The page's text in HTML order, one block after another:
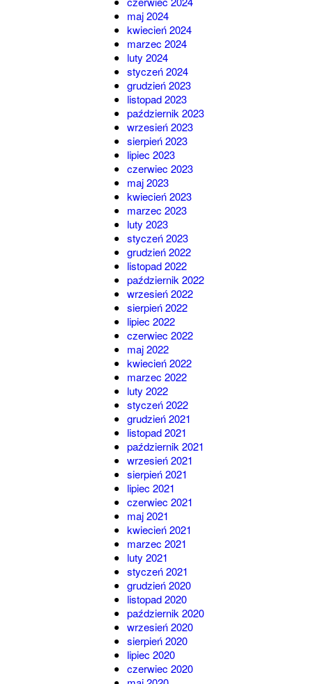
maj 2024
kwiecień 2024
marzec 2024
luty 2024
styczeń 2024
grudzień 2023
listopad 2023
październik 2023
wrzesień 2023
sierpień 2023
lipiec 2023
czerwiec 2023
maj 2023
kwiecień 2023
marzec 2023
luty 2023
styczeń 2023
grudzień 2022
listopad 2022
październik 2022
wrzesień 2022
sierpień 2022
lipiec 2022
czerwiec 2022
maj 2022
kwiecień 2022
marzec 2022
luty 2022
styczeń 2022
grudzień 2021
listopad 2021
październik 2021
wrzesień 2021
sierpień 2021
lipiec 2021
czerwiec 2021
maj 2021
kwiecień 2021
marzec 2021
luty 2021
styczeń 2021
grudzień 2020
listopad 2020
październik 2020
wrzesień 2020
sierpień 2020
lipiec 2020
czerwiec 2020